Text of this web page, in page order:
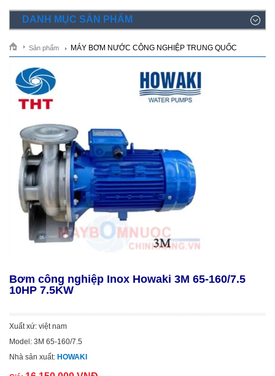
DANH MỤC SẢN PHẨM
Sản phẩm MÁY BƠM NƯỚC CÔNG NGHIỆP TRUNG QUỐC
Bơm công nghiệp Inox Howaki 3M 65-160/7.5
10HP 7.5KW
Xuất xứ: việt nam
Model: 3M 65-160/7.5
Nhà sản xuất: HOWAKI